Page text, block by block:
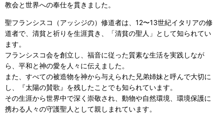
教会と世界への奉仕を貫きました。
聖フランシスコ（アッシジの）修道者は、12〜13世紀イタリアの修
道者で、清貧と祈りを生涯貫き、「清貧の聖人」として知られてい
ます。
フランシスコ会を創立し、福音に従った質素な生活を実践しなが
ら、平和と神の愛を人々に伝えました。
また、すべての被造物を神から与えられた兄弟姉妹と呼んで大切に
し、『太陽の賛歌』を残したことでも知られています。
その生涯から世界中で深く崇敬され、動物や自然環境、環境保護に
携わる人々の守護聖人として親しまれています。